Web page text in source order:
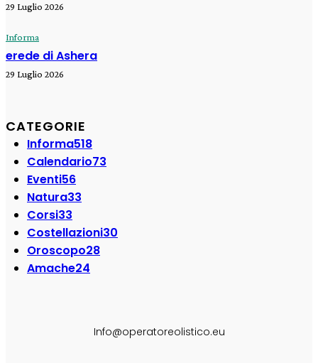
29 Luglio 2026
Informa
erede di Ashera
29 Luglio 2026
CATEGORIE
Informa518
Calendario73
Eventi56
Natura33
Corsi33
Costellazioni30
Oroscopo28
Amache24
Info@operatoreolistico.eu